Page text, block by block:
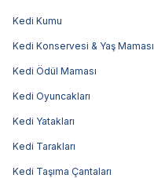
Kedi Kumu
Kedi Konservesi & Yaş Maması
Kedi Ödül Maması
Kedi Oyuncakları
Kedi Yatakları
Kedi Tarakları
Kedi Taşıma Çantaları